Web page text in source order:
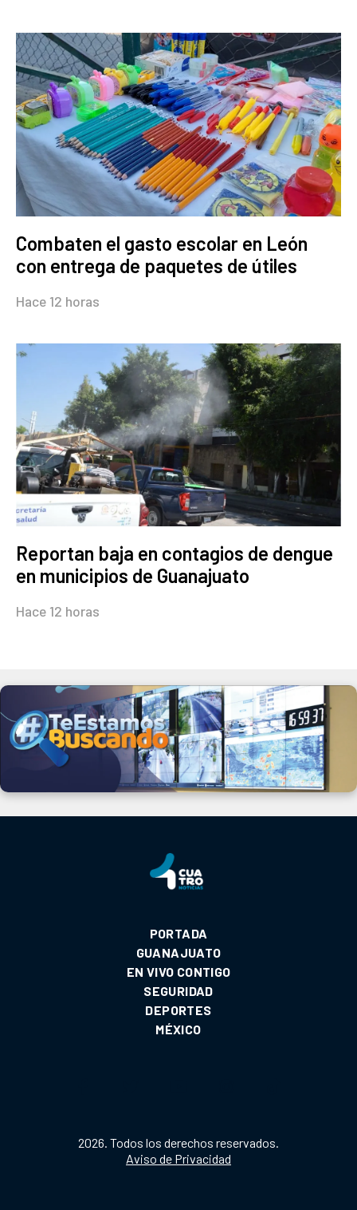
Combaten el gasto escolar en León
con entrega de paquetes de útiles
Hace 12 horas
Reportan baja en contagios de dengue
en municipios de Guanajuato
Hace 12 horas
PORTADA
GUANAJUATO
EN VIVO CONTIGO
SEGURIDAD
DEPORTES
MÉXICO
2026. Todos los derechos reservados.
Aviso de Privacidad